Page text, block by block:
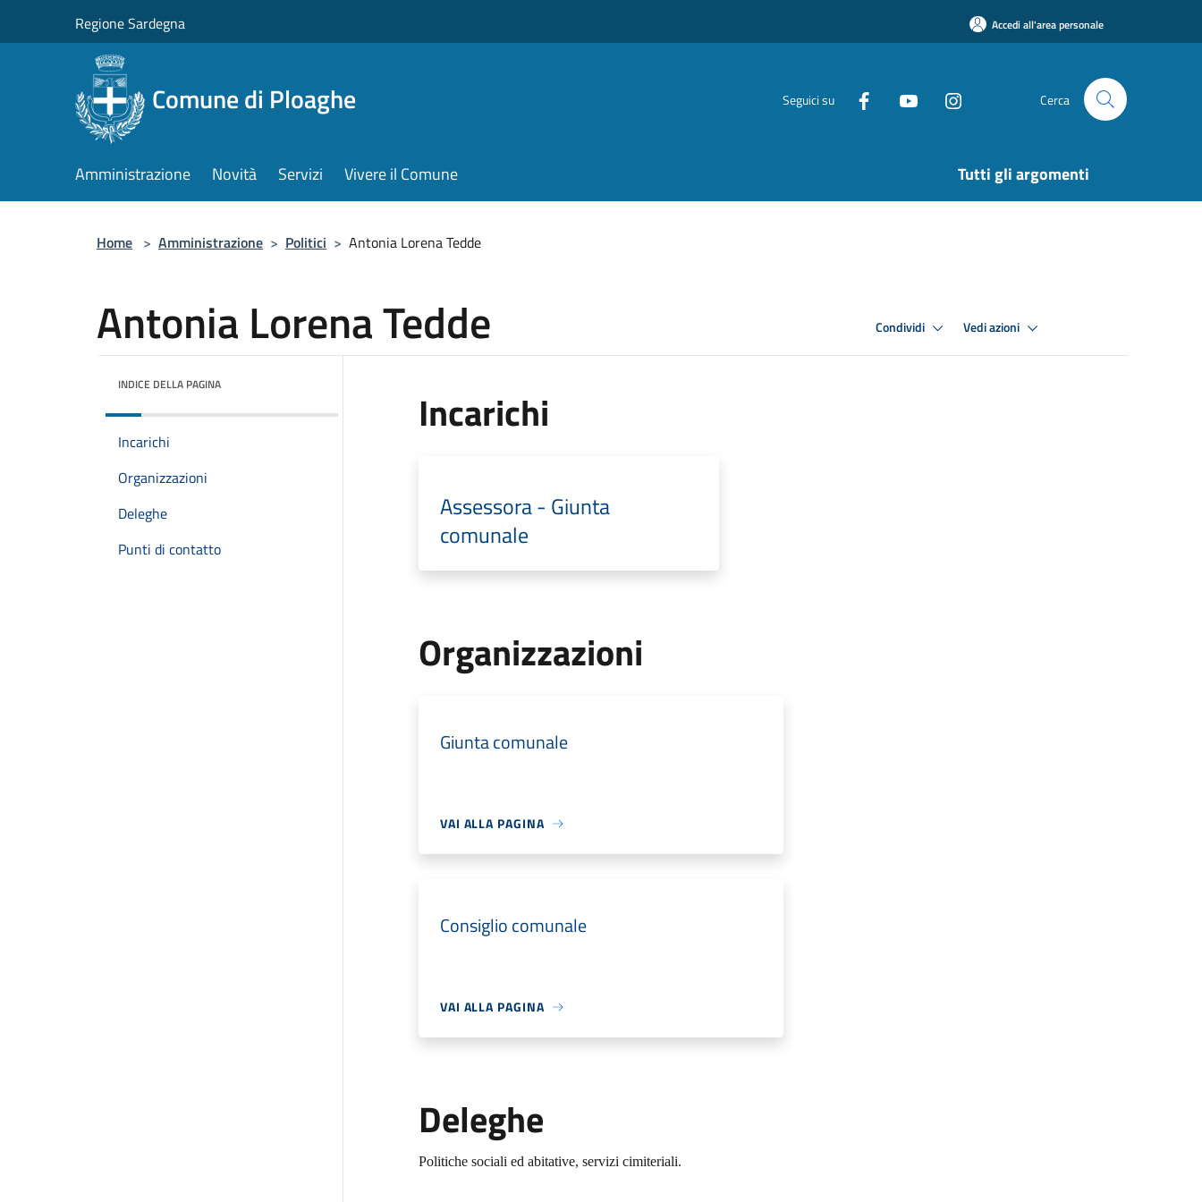
Regione Sardegna Accedi all'area personale
Comune di Ploaghe Seguici su Cerca
Amministrazione Novità Servizi Vivere il Comune Tutti gli argomenti
Home > Amministrazione > Politici > Antonia Lorena Tedde
Antonia Lorena Tedde Condividi Vedi azioni
INDICE DELLA PAGINA
Incarichi
Organizzazioni
Deleghe
Punti di contatto
Incarichi
Assessora - Giunta
comunale
Organizzazioni
Giunta comunale
VAI ALLA PAGINA
Consiglio comunale
VAI ALLA PAGINA
Deleghe
Politiche sociali ed abitative, servizi cimiteriali.